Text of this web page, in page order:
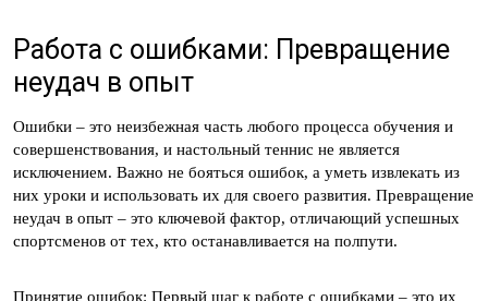
Работа с ошибками: Превращение
неудач в опыт
Ошибки – это неизбежная часть любого процесса обучения и
совершенствования, и настольный теннис не является
исключением. Важно не бояться ошибок, а уметь извлекать из
них уроки и использовать их для своего развития. Превращение
неудач в опыт – это ключевой фактор, отличающий успешных
спортсменов от тех, кто останавливается на полпути.
Принятие ошибок: Первый шаг к работе с ошибками – это их